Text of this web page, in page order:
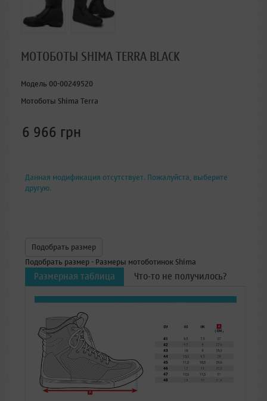
МОТОБОТЫ SHIMA TERRA BLACK
Модель 00-00249520
Мотоботы Shima Terra
6 966 грн
Данная модификация отсутствует. Пожалуйста, выберите
другую.
Подобрать размер
Подобрать размер - Размеры мотоботинок Shima
Размерная таблица Что-то не получилось?